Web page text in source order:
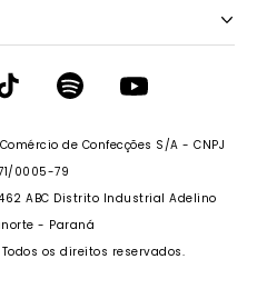
de Confecções S/A - CNPJ
0005-79
ABC Distrito Industrial Adelino
- Paraná
os direitos reservados.